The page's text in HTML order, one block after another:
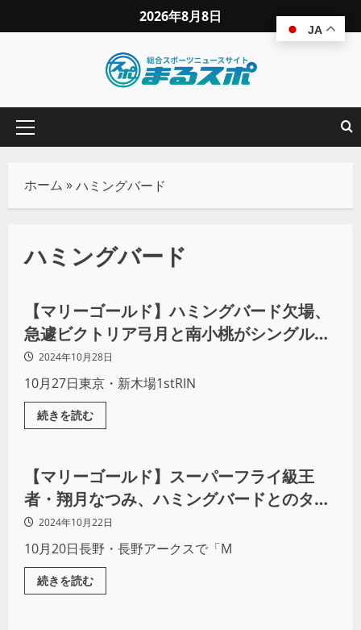
2026年8月8日
ホーム »ハミングバード
ハミングバード
プロレス
【マリーゴールド】ハミングバード欠場、
急遽ビクトリア弓月と南小桃がシングル対
決！2024年10月28日
10月27日東京・新木場1stRIN
続きを読む
プロレス
【マリーゴールド】スーパーフライ級王
者・翔月なつみ、ハミングバードとのタイ
トル戦に向けて死角なし！
2024年10月22日
10月20日長野・長野アークスで「M
続きを読む
プロレス
JA